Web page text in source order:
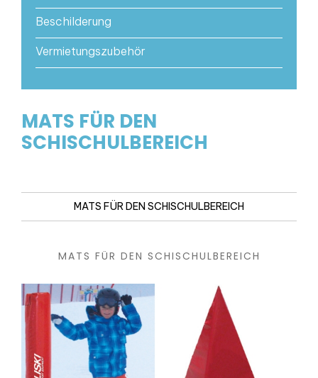
Beschilderung
Vermietungszubehör
MATS FÜR DEN
SCHISCHULBEREICH
MATS FÜR DEN SCHISCHULBEREICH
MATS FÜR DEN SCHISCHULBEREICH